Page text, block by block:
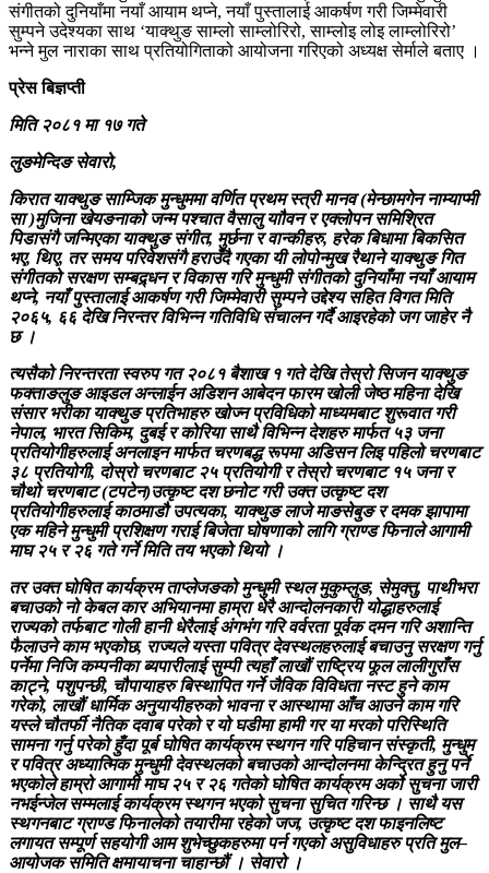
संगीतको दुनियाँमा नयाँ आयाम थप्ने, नयाँ पुस्तालाई आकर्षण गरी जिम्मेवारी
सुम्पने उदेश्यका साथ ‘याक्थुङ साम्लो साम्लोरिरो, साम्लोइ लोइ लाम्लोरिरो’
भन्ने मुल नाराका साथ प्रतियोगिताको आयोजना गरिएको अध्यक्ष सेर्माले बताए ।
प्रेस बिज्ञप्ती
मिति २०८१ मा १७ गते
लुङमेन्दिङ सेवारो,
किरात याक्थुङ साम्जिक मुन्धुममा वर्णित प्रथम स्त्री मानव (मेन्छामगेन नाम्याप्मी
सा )मुजिना खेयङनाको जन्म पश्चात वैसालु याौवन र एक्लोपन समिश्रित
पिडासंगै जन्मिएका याक्थुङ संगीत, मुर्छना र वान्कीहरु, हरेक बिधामा बिकसित
भए, थिए, तर समय परिवेशसंगै हराउँदै गएका यी लोपोन्मुख रैथाने याक्थुङ गित
संगीतको सरक्षण सम्बद्र्धन र विकास गरि मुन्धुमी संगीतको दुनियाँमा नयाँ आयाम
थप्ने, नयाँ पुस्तालाई आकर्षण गरी जिम्मेवारी सुम्पने उद्देश्य सहित विगत मिति
२०६५, ६६ देखि निरन्तर विभिन्न गतिविधि संचालन गर्दै आइरहेको जग जाहेर नै
छ ।
त्यसैको निरन्तरता स्वरुप गत २०८१ बैशाख १ गते देखि तेस्रो सिजन याक्थुङ
फक्ताङलुङ आइडल अन्लाईन अडिशन आबेदन फारम खोली जेष्ठ महिना देखि
संसार भरीका याक्थुङ प्रतिभाहरु खोज्न प्रविधिको माध्यमबाट शुरूवात गरी
नेपाल, भारत सिकिम, दुबई र कोरिया साथै विभिन्न देशहरु मार्फत ५३ जना
प्रतियोगीहरुलाई अनलाइन मार्फत चरणबद्ध रूपमा अडिसन लिइ पहिलो चरणबाट
३८ प्रतियोगी, दोस्रो चरणबाट २५ प्रतियोगी र तेस्रो चरणबाट १५ जना र
चौथो चरणबाट (टपटेन)उत्कृष्ट दश छनोट गरी उक्त उत्कृष्ट दश
प्रतियोगीहरुलाई काठमाडौ उपत्यका, याक्थुङ लाजे माङसेबुङ र दमक झापामा
एक महिने मुन्धुमी प्रशिक्षण गराई बिजेता घोषणाको लागि ग्राण्ड फिनाले आगामी
माघ २५ र २६ गते गर्ने मिति तय भएको थियो ।
तर उक्त घोषित कार्यक्रम ताप्लेजङको मुन्धुमी स्थल मुकुम्लुङ, सेमुक्तु, पाथीभरा
बचाउको नो केबल कार अभियानमा हाम्रा धेरै आन्दोलनकारी योद्धाहरुलाई
राज्यको तर्फबाट गोली हानी धेरैलाई अंगभंग गरि वर्वरता पूर्वक दमन गरि अशान्ति
फैलाउने काम भएकोछ, राज्यले यस्ता पवित्र देवस्थलहरुलाई बचाउनु सरक्षण गर्नु
पर्नेमा निजि कम्पनीका ब्यपारीलाई सुम्पी त्यहाँ लाखौं राष्ट्रिय फूल लालीगुराँस
काट्ने, पशुपन्छी, चौपायाहरु बिस्थापित गर्ने जैविक विविधता नस्ट हुने काम
गरेको, लाखौं धार्मिक अनुयायीहरुको भावना र आस्थामा आँच आउने काम गरि
यस्ले चौतर्फी नैतिक दवाब परेको र यो घडीमा हामी गर या मरको परिस्थिति
सामना गर्नु परेको हुँदा पूर्ब घोषित कार्यक्रम स्थगन गरि पहिचान संस्कृती, मुन्धुम
र पवित्र अध्यात्मिक मुन्धुमी देवस्थलको बचाउको आन्दोलनमा केन्द्रित हुनु पर्ने
भएकोले हाम्रो आगामी माघ २५ र २६ गतेको घोषित कार्यक्रम अर्को सुचना जारी
नभईन्जेल सम्मलाई कार्यक्रम स्थगन भएको सुचना सुचित गरिन्छ । साथै यस
स्थगनबाट ग्राण्ड फिनालेको तयारीमा रहेको जज, उत्कृष्ट दश फाइनलिष्ट
लगायत सम्पूर्ण सहयोगी आम शुभेच्छुकहरुमा पर्न गएको असुविधाहरु प्रति मुल–
आयोजक समिति क्षमायाचना चाहान्छौं । सेवारो ।